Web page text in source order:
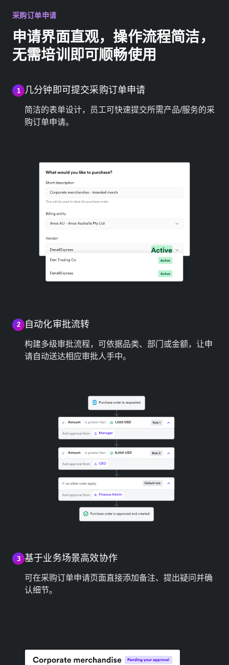
采购订单申请
申请界面直观，操作流程简洁，
无需培训即可顺畅使用
1 几分钟即可提交采购订单申请
简洁的表单设计，员工可快速提交所需产品/服务的采
购订单申请。
2 自动化审批流转
构建多级审批流程，可依据品类、部门或金额，让申
请自动送达相应审批人手中。
3 基于业务场景高效协作
可在采购订单申请页面直接添加备注、提出疑问并确
认细节。